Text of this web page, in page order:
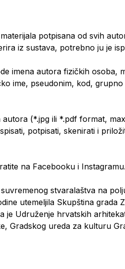
potpisana od svih
iz sustava, potrebno ju je
imena autora fizičkih osoba,
ime, pseudonim, kod, grupno
(*.jpg ili *.pdf format,
potpisati, skenirati i
na Facebooku i Instagramu.
stvaralaštva na
utemeljila Skupština grada
je Udruženje hrvatskih
Gradskog ureda za kulturu